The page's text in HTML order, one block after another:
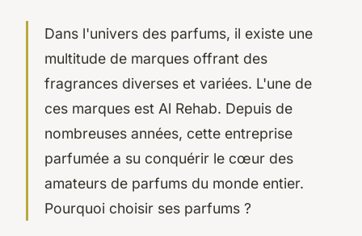
Dans l'univers des parfums, il existe une
multitude de marques offrant des
fragrances diverses et variées. L'une de
ces marques est Al Rehab. Depuis de
nombreuses années, cette entreprise
parfumée a su conquérir le cœur des
amateurs de parfums du monde entier.
Pourquoi choisir ses parfums ?